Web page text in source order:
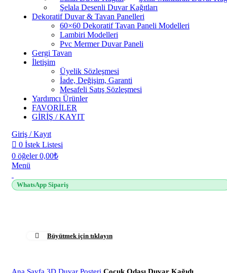
Şelala Desenli Duvar Kağıtları
Dekoratif Duvar & Tavan Panelleri
60×60 Dekoratif Tavan Paneli Modelleri
Lambiri Modelleri
Pvc Mermer Duvar Paneli
Gergi Tavan
İletişim
Üyelik Sözleşmesi
İade, Değişim, Garanti
Mesafeli Satış Sözleşmesi
Yardımcı Ürünler
FAVORİLER
GİRİŞ / KAYIT
Giriş / Kayıt
0 İstek Listesi
0 öğeler 0,00₺
Menü
WhatsApp Sipariş
Büyütmek için tıklayın